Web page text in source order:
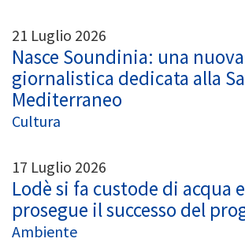
21 Luglio 2026
Nasce Soundinia: una
giornalistica dedicata alla
Mediterraneo
Cultura
17 Luglio 2026
Lodè si fa custode di acqua
prosegue il successo del
Ambiente